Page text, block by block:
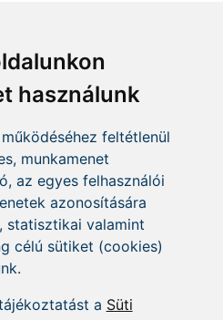
használunk
feltétlenül
munkamenet
az egyes felhasználói
azonosítására
statisztikai valamint
célú sütiket (cookies)
a Süti
annak keretei között
valamint
munkacsoportunk
a
mellett
és szakmai